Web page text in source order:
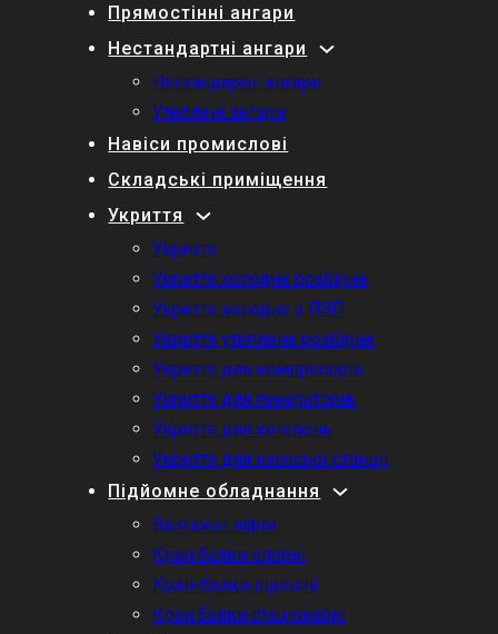
Прямостінні ангари
Нестандартні ангари
Нестандартні ангари
Утеплені ангари
Навіси промислові
Складські приміщення
Укриття
Укриття
Укриття холодне розбірне
Укриття холодне з ЛЗП
Укриття утеплене розбірне
Укриття для компресорів
Укриття для генераторів
Укриття для котелень
Укриття для насосної станції
Підйомне обладнання
Вантажні ліфти
Кран балки опорні
Кран-балки підвісні
Кран балки стаціонарні